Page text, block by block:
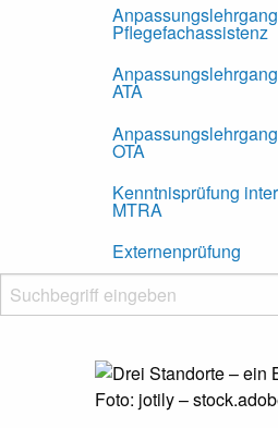
Pflegefachassistenz
ATA
OTA
Kenntnisprüfung
MTRA
Externenprüfung
Suchbegriff eingeben
Suche starten
Foto: jotily –